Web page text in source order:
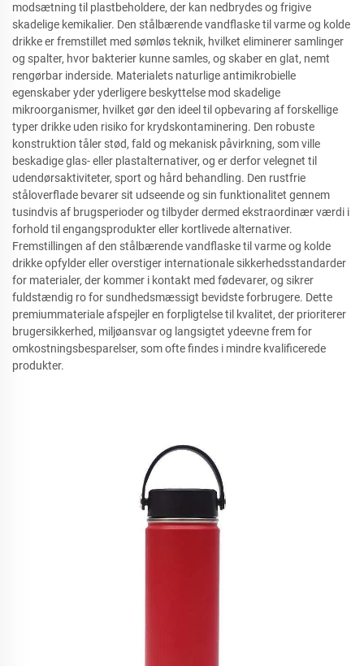
modsætning til plastbeholdere, der kan nedbrydes og frigive
skadelige kemikalier. Den stålbærende vandflaske til varme og kolde
drikke er fremstillet med sømløs teknik, hvilket eliminerer samlinger
og spalter, hvor bakterier kunne samles, og skaber en glat, nemt
rengørbar inderside. Materialets naturlige antimikrobielle
egenskaber yder yderligere beskyttelse mod skadelige
mikroorganismer, hvilket gør den ideel til opbevaring af forskellige
typer drikke uden risiko for krydskontaminering. Den robuste
konstruktion tåler stød, fald og mekanisk påvirkning, som ville
beskadige glas- eller plastalternativer, og er derfor velegnet til
udendørsaktiviteter, sport og hård behandling. Den rustfrie
ståloverflade bevarer sit udseende og sin funktionalitet gennem
tusindvis af brugsperioder og tilbyder dermed ekstraordinær værdi i
forhold til engangsprodukter eller kortlivede alternativer.
Fremstillingen af den stålbærende vandflaske til varme og kolde
drikke opfylder eller overstiger internationale sikkerhedsstandarder
for materialer, der kommer i kontakt med fødevarer, og sikrer
fuldstændig ro for sundhedsmæssigt bevidste forbrugere. Dette
premiummateriale afspejler en forpligtelse til kvalitet, der prioriterer
brugersikkerhed, miljøansvar og langsigtet ydeevne frem for
omkostningsbesparelser, som ofte findes i mindre kvalificerede
produkter.